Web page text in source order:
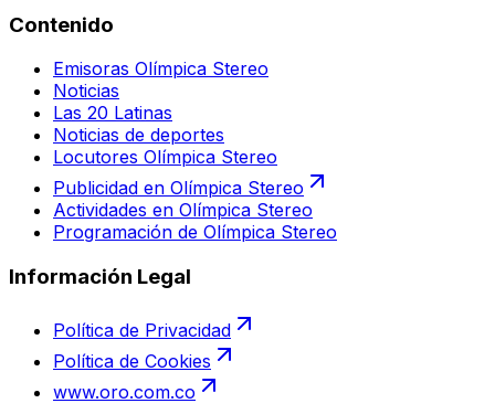
Contenido
Emisoras Olímpica Stereo
Noticias
Las 20 Latinas
Noticias de deportes
Locutores Olímpica Stereo
Publicidad en Olímpica Stereo
Actividades en Olímpica Stereo
Programación de Olímpica Stereo
Información Legal
Política de Privacidad
Política de Cookies
www.oro.com.co